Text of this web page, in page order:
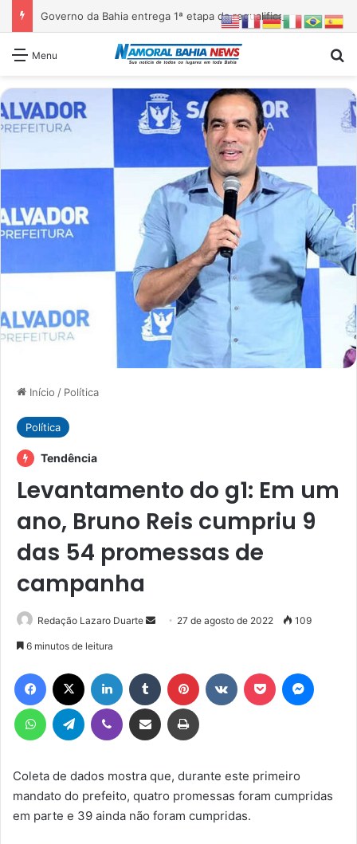
Governo da Bahia entrega 1ª etapa da requalificação do Parque Metropolitano de Pituaçu
Menu
Início / Política
Política
Tendência
Levantamento do g1: Em um
ano, Bruno Reis cumpriu 9
das 54 promessas de
campanha
Redação Lazaro Duarte
Mande
mail
27 de agosto de 2022 109
6 minutos de leitura
Facebook Linkedin Tumblr Pinterest Pocket
WhatsAppTelegram Viber Compartilhar via e-mail Imprimir
Coleta de dados mostra que, durante este primeiro
mandato do prefeito, quatro promessas foram cumpridas
em parte e 39 ainda não foram cumpridas.